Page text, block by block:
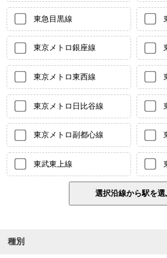
東急目黒線
東京メトロ銀座線
東京メトロ東西線
東京メトロ日比谷線
東京メトロ副都心線
東武東上線
種別